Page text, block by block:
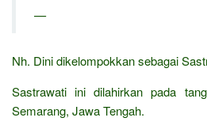
—
Nh. Dini dikelompokkan sebagai
Sastrawati ini dilahirkan pada
Semarang, Jawa Tengah.